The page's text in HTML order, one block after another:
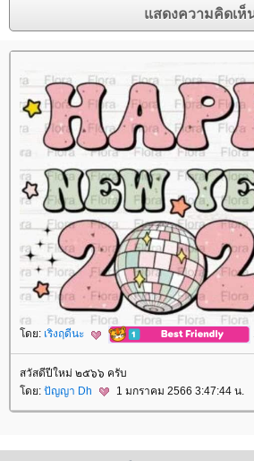
ดย: เริงฤดีนะ
สวัสดีปีใหม่ ๒๕๖๖ ครับ
ดย: ปัญญา Dh 1 มกราคม 2566 3:47:44 น.